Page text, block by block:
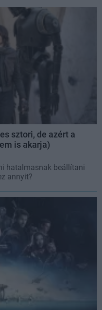
sztori, de azért a
is akarja)
hatalmasnak beállítani
annyit?